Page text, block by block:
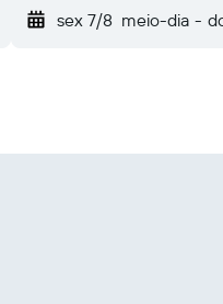
sex 7/8 meio-dia -